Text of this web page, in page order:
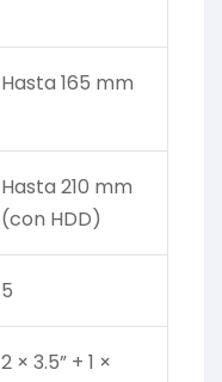
Hasta 165 mm
Hasta 210 mm
(con HDD)
5
2 × 3.5” + 1 ×